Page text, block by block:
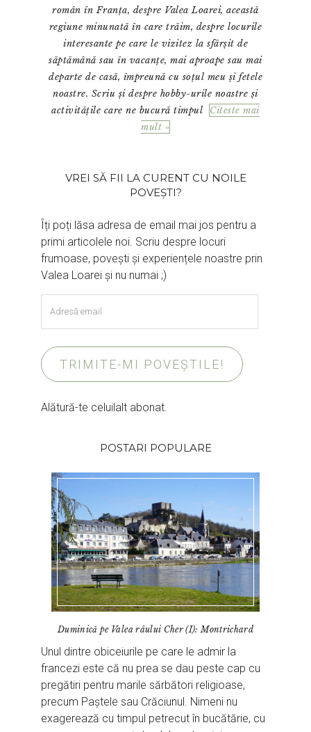
român în Franța, despre Valea Loarei, această
regiune minunată în care trăim, despre locurile
interesante pe care le vizitez la sfârșit de
săptămână sau în vacanțe, mai aproape sau mai
departe de casă, împreună cu soțul meu și fetele
noastre. Scriu și despre hobby-urile noastre și
activitățile care ne bucură timpul
Citeste mai
mult »
VREI SĂ FII LA CURENT CU NOILE
POVEȘTI?
Îți poți lăsa adresa de email mai jos pentru a
primi articolele noi. Scriu despre locuri
frumoase, povești și experiențele noastre prin
Valea Loarei și nu numai ;)
email
TRIMITE-MI POVEȘTILE!
Alătură-te celuilalt abonat.
POSTARI POPULARE
Duminică pe Valea râului Cher (I): Montrichard
Unul dintre obiceiurile pe care le admir la
francezi este că nu prea se dau peste cap cu
pregătiri pentru marile sărbători religioase,
precum Paștele sau Crăciunul. Nimeni nu
exagerează cu timpul petrecut în bucătărie, cu